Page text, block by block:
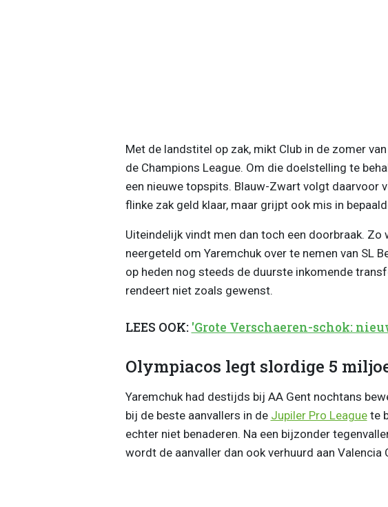
Met de landstitel op zak, mikt Club in de zomer
de Champions League. Om die doelstelling te
een nieuwe topspits. Blauw-Zwart volgt daarvoor
flinke zak geld klaar, maar grijpt ook mis in
Uiteindelijk vindt men dan toch een doorbraak.
neergeteld om Yaremchuk over te nemen van SL
op heden nog steeds de duurste inkomende
rendeert niet zoals gewenst.
LEES OOK: 'Grote Verschaeren-schok:
Olympiacos legt slordige 5
Yaremchuk had destijds bij AA Gent nochtans
bij de beste aanvallers in de Jupiler Pro Leaguete
echter niet benaderen. Na een bijzonder
wordt de aanvaller dan ook verhuurd aan Valencia